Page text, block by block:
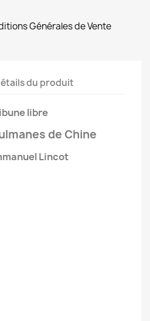
Générales de Vente
du produit
libre
de Chine
Lincot